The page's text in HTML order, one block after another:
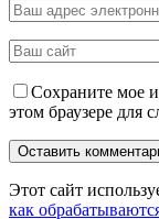
Сохраните мое
этом браузере для
Этот сайт
как